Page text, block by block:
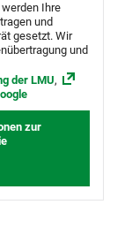
Ihre
und
gesetzt. Wir
und
der LMU,
zur